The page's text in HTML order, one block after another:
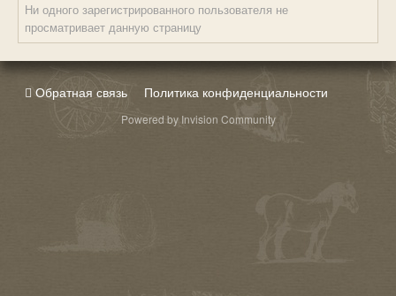
Ни одного зарегистрированного пользователя не
просматривает данную страницу
Обратная связь Политика конфиденциальности
Powered by Invision Community